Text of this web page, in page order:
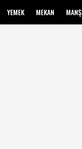
YEMEK MEKAN